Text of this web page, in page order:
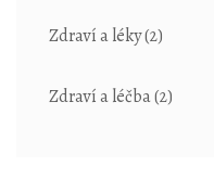
Zdraví a léky(2)
Zdraví a léčba(2)